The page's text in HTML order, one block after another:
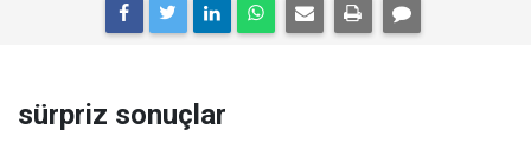
sürpriz sonuçlar